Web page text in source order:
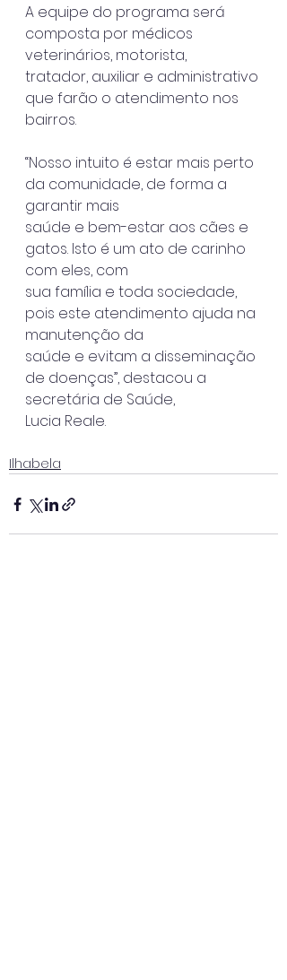
A equipe do programa será
composta por médicos
veterinários, motorista,
tratador, auxiliar e administrativo
que farão o atendimento nos
bairros.
“Nosso intuito é estar mais perto
da comunidade, de forma a
garantir mais
saúde e bem-estar aos cães e
gatos. Isto é um ato de carinho
com eles, com
sua família e toda sociedade,
pois este atendimento ajuda na
manutenção da
saúde e evitam a disseminação
de doenças”, destacou a
secretária de Saúde,
Lucia Reale.
Ilhabela